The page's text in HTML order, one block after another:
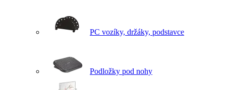
PC vozíky, držáky, podstavce
Podložky pod nohy